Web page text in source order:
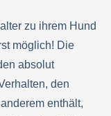
zu ihrem Hund
möglich! Die
absolut
den
enthält,